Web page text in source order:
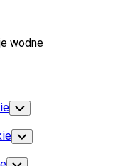
wodne
Toggle
Child
Menu
Toggle
Child
Menu